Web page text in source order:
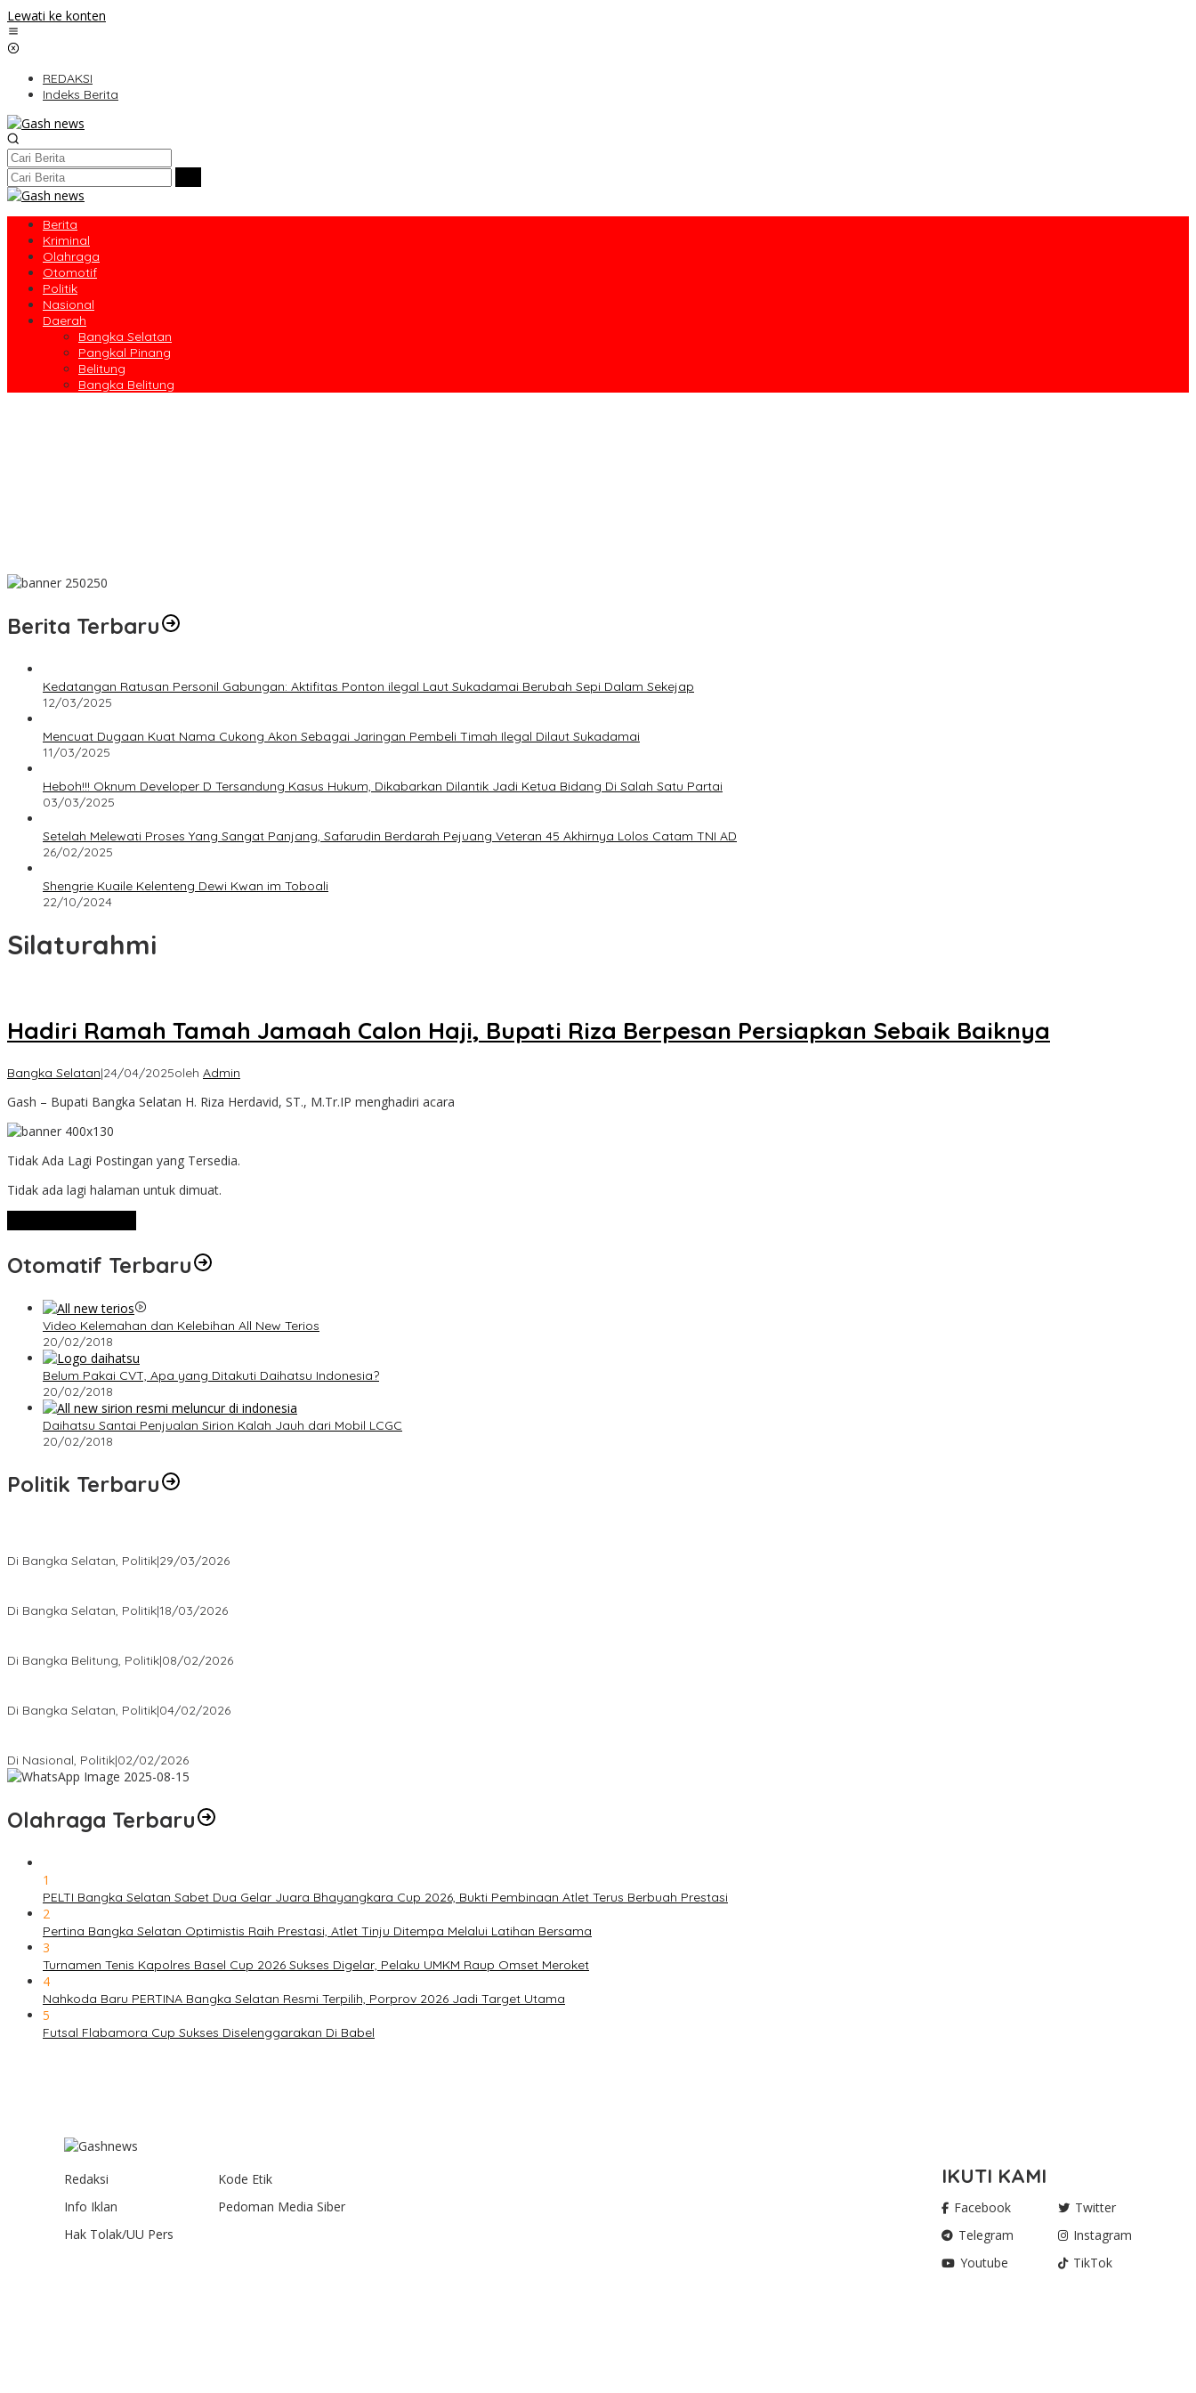
Lewati ke konten
REDAKSI
Indeks Berita
Berita
Kriminal
Olahraga
Otomotif
Politik
Nasional
Daerah
Bangka Selatan
Pangkal Pinang
Belitung
Bangka Belitung
Berita Terbaru
Kedatangan Ratusan Personil Gabungan: Aktifitas Ponton ilegal Laut Sukadamai Berubah Sepi Dalam Sekejap
12/03/2025
Mencuat Dugaan Kuat Nama Cukong Akon Sebagai Jaringan Pembeli Timah Ilegal Dilaut Sukadamai
11/03/2025
Heboh!!! Oknum Developer D Tersandung Kasus Hukum, Dikabarkan Dilantik Jadi Ketua Bidang Di Salah Satu Partai
03/03/2025
Setelah Melewati Proses Yang Sangat Panjang, Safarudin Berdarah Pejuang Veteran 45 Akhirnya Lolos Catam TNI AD
26/02/2025
Shengrie Kuaile Kelenteng Dewi Kwan im Toboali
22/10/2024
Silaturahmi
Hadiri Ramah Tamah Jamaah Calon Haji, Bupati Riza Berpesan Persiapkan Sebaik Baiknya
Bangka Selatan|24/04/2025oleh Admin
Gash – Bupati Bangka Selatan H. Riza Herdavid, ST., M.Tr.IP menghadiri acara
Tidak Ada Lagi Postingan yang Tersedia.
Tidak ada lagi halaman untuk dimuat.
Otomatif Terbaru
Video Kelemahan dan Kelebihan All New Terios
20/02/2018
Belum Pakai CVT, Apa yang Ditakuti Daihatsu Indonesia?
20/02/2018
Daihatsu Santai Penjualan Sirion Kalah Jauh dari Mobil LCGC
20/02/2018
Politik Terbaru
Di Bangka Selatan, Politik|29/03/2026
Di Bangka Selatan, Politik|18/03/2026
Di Bangka Belitung, Politik|08/02/2026
Di Bangka Selatan, Politik|04/02/2026
Di Nasional, Politik|02/02/2026
Olahraga Terbaru
1
PELTI Bangka Selatan Sabet Dua Gelar Juara Bhayangkara Cup 2026, Bukti Pembinaan Atlet Terus Berbuah Prestasi
2
Pertina Bangka Selatan Optimistis Raih Prestasi, Atlet Tinju Ditempa Melalui Latihan Bersama
3
Turnamen Tenis Kapolres Basel Cup 2026 Sukses Digelar, Pelaku UMKM Raup Omset Meroket
4
Nahkoda Baru PERTINA Bangka Selatan Resmi Terpilih, Porprov 2026 Jadi Target Utama
5
Futsal Flabamora Cup Sukses Diselenggarakan Di Babel
Redaksi
Kode Etik
Info Iklan
Pedoman Media Siber
Hak Tolak/UU Pers
IKUTI KAMI
Facebook
Twitter
Telegram
Instagram
Youtube
TikTok